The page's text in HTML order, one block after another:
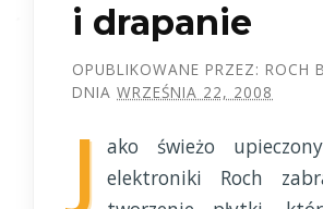
i drapanie
OPUBLIKOWANE PRZEZ: ROCH
DNIA WRZEŚNIA 22, 2008
J
ako świeżo
elektroniki Roch